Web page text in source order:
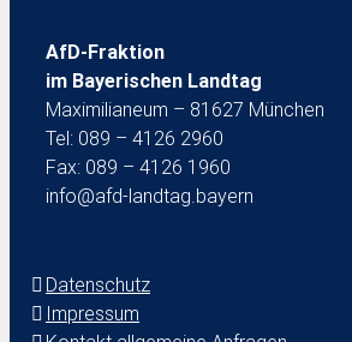
AfD-Fraktion
im Bayerischen Landtag
Maximilianeum – 81627 München
Tel: 089 – 4126 2960
Fax: 089 – 4126 1960
info@afd-landtag.bayern
Datenschutz
Impressum